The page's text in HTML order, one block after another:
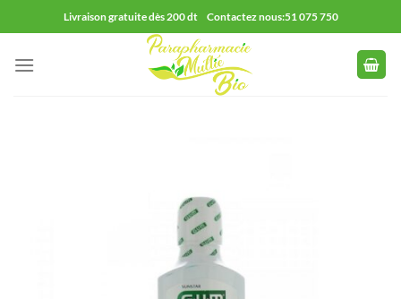
au
contenu
Livraison gratuite dès 200 dt Contactez nous:51 075 750